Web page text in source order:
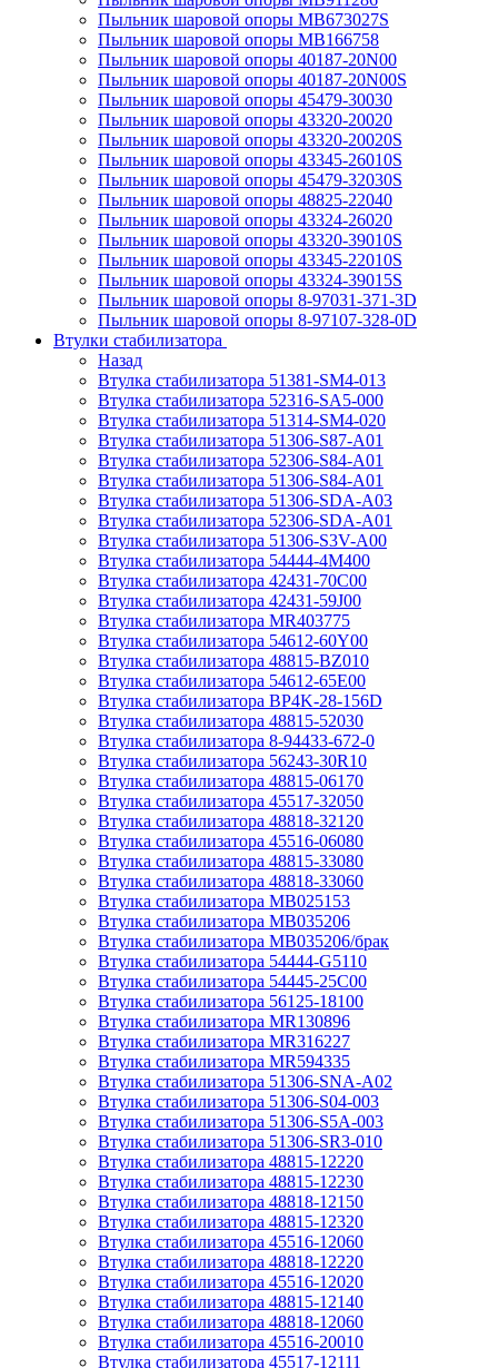
Пыльник шаровой опоры MB673027S
Пыльник шаровой опоры MB166758
Пыльник шаровой опоры 40187-20N00
Пыльник шаровой опоры 40187-20N00S
Пыльник шаровой опоры 45479-30030
Пыльник шаровой опоры 43320-20020
Пыльник шаровой опоры 43320-20020S
Пыльник шаровой опоры 43345-26010S
Пыльник шаровой опоры 45479-32030S
Пыльник шаровой опоры 48825-22040
Пыльник шаровой опоры 43324-26020
Пыльник шаровой опоры 43320-39010S
Пыльник шаровой опоры 43345-22010S
Пыльник шаровой опоры 43324-39015S
Пыльник шаровой опоры 8-97031-371-3D
Пыльник шаровой опоры 8-97107-328-0D
Втулки стабилизатора
Назад
Втулка стабилизатора 51381-SM4-013
Втулка стабилизатора 52316-SA5-000
Втулка стабилизатора 51314-SM4-020
Втулка стабилизатора 51306-S87-A01
Втулка стабилизатора 52306-S84-A01
Втулка стабилизатора 51306-S84-A01
Втулка стабилизатора 51306-SDA-A03
Втулка стабилизатора 52306-SDA-A01
Втулка стабилизатора 51306-S3V-A00
Втулка стабилизатора 54444-4M400
Втулка стабилизатора 42431-70С00
Втулка стабилизатора 42431-59J00
Втулка стабилизатора MR403775
Втулка стабилизатора 54612-60Y00
Втулка стабилизатора 48815-BZ010
Втулка стабилизатора 54612-65Е00
Втулка стабилизатора BP4K-28-156D
Втулка стабилизатора 48815-52030
Втулка стабилизатора 8-94433-672-0
Втулка стабилизатора 56243-30R10
Втулка стабилизатора 48815-06170
Втулка стабилизатора 45517-32050
Втулка стабилизатора 48818-32120
Втулка стабилизатора 45516-06080
Втулка стабилизатора 48815-33080
Втулка стабилизатора 48818-33060
Втулка стабилизатора MB025153
Втулка стабилизатора MB035206
Втулка стабилизатора MB035206/брак
Втулка стабилизатора 54444-G5110
Втулка стабилизатора 54445-25C00
Втулка стабилизатора 56125-18100
Втулка стабилизатора MR130896
Втулка стабилизатора MR316227
Втулка стабилизатора MR594335
Втулка стабилизатора 51306-SNA-A02
Втулка стабилизатора 51306-S04-003
Втулка стабилизатора 51306-S5A-003
Втулка стабилизатора 51306-SR3-010
Втулка стабилизатора 48815-12220
Втулка стабилизатора 48815-12230
Втулка стабилизатора 48818-12150
Втулка стабилизатора 48815-12320
Втулка стабилизатора 45516-12060
Втулка стабилизатора 48818-12220
Втулка стабилизатора 45516-12020
Втулка стабилизатора 48815-12140
Втулка стабилизатора 48818-12060
Втулка стабилизатора 45516-20010
Втулка стабилизатора 45517-12111